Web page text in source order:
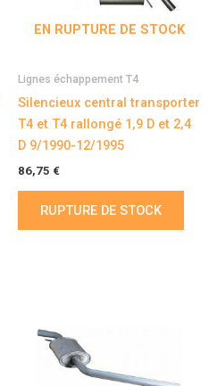
EN RUPTURE DE STOCK
Lignes échappement T4
Silencieux central transporter
T4 et T4 rallongé 1,9 D et 2,4
D 9/1990-12/1995
86,75 €
RUPTURE DE STOCK